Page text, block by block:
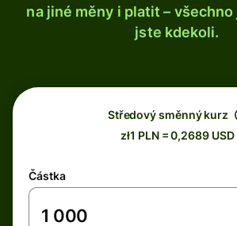
na jiné měny i platit – všechno
jste kdekoli.
Středový směnný kurz
zł1 PLN = 0,2689 USD
Částka